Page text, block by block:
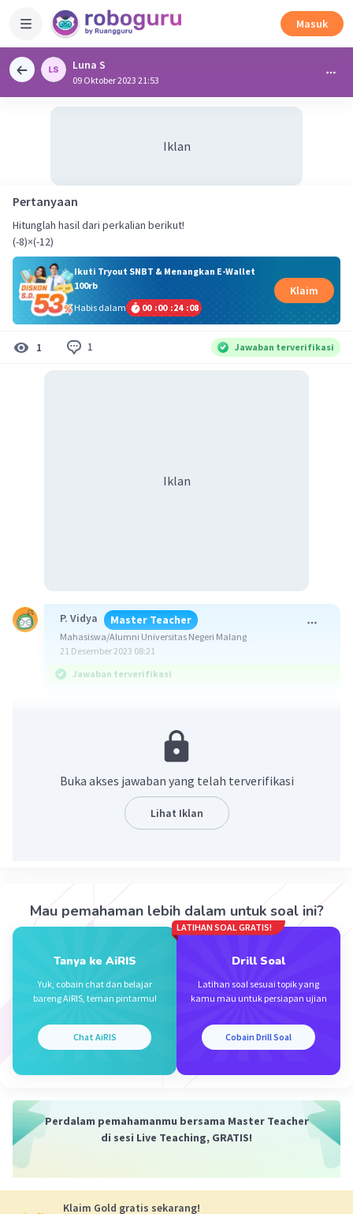
Masuk
Luna S
09 Oktober 2023 21:53
Iklan
Pertanyaan
Hitunglah hasil dari perkalian berikut!
(-8)×(-12)
Ikuti Tryout SNBT & Menangkan E-Wallet
100rb
Habis dalam
00 :00 :24 :07
Klaim
1 1 Jawaban terverifikasi
Iklan
P. Vidya Master Teacher
Mahasiswa/Alumni Universitas Negeri Malang
21 Desember 2023 08:21
Jawaban terverifikasi
negatif menghasilkan bilangan positif.
Perhatikan bahwa:
atas, diperoleh
Buka akses jawaban yang telah terverifikasi
Lihat Iklan
Mau pemahaman lebih dalam untuk soal ini?
Tanya ke AiRIS
Yuk, cobain chat dan belajar
bareng AiRIS, teman pintarmu!
Chat AiRIS
LATIHAN SOAL GRATIS!
Drill Soal
Latihan soal sesuai topik yang
kamu mau untuk persiapan ujian
Cobain Drill Soal
Perdalam pemahamanmu bersama Master Teacher
di sesi Live Teaching, GRATIS!
Klaim Gold gratis sekarang!